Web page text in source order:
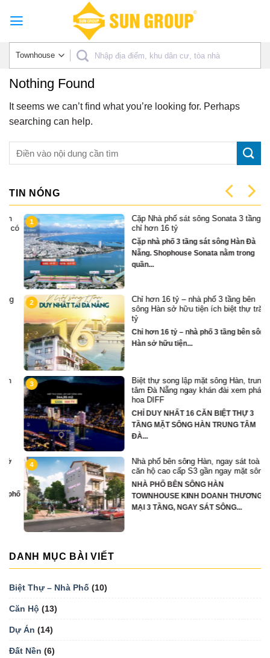
Nothing Found
It seems we can’t find what you’re looking for. Perhaps
searching can help.
TIN NÓNG
Cặp Nhà phố sát sông Sonata 3 tầng
chỉ hơn 16 tỷ
Cặp nhà phố 3 tầng sát sông Hàn Đà
Nẵng. Shophouse Sonata nằm trong
quần...
Chỉ hơn 16 tỷ – nhà phố 3 tầng bên
sông Hàn sở hữu tiện ích biệt thự trăm
tỷ
Chỉ hơn 16 tỷ – nhà phố 3 tầng bên sông
Hàn sở hữu tiện...
Biệt thự song lập mặt sông Hàn, trung
tâm Đà Nẵng ngay khán đài xem pháo
hoa DIFF
CHỈ DUY NHẤT 16 CĂN BIỆT THỰ 3
TẦNG MẶT SÔNG HÀN TRUNG TÂM
ĐÀ...
Nhà phố bên sông Hàn, ngay sát toà
căn hộ cao cấp S3 gần ngay mặt sông
NHÀ PHỐ BÊN SÔNG HÀN
TOWNHOUSE KINH DOANH THƯƠNG
MẠI 3 TẦNG, NGAY SÁT SÔNG...
DANH MỤC BÀI VIẾT
Biệt Thự – Nhà Phố (10)
Căn Hộ (13)
Dự Án (14)
Đất Nền (6)